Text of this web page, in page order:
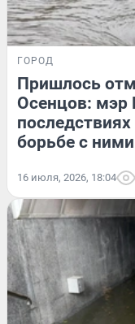
ГОРОД
Пришлось
Осенцов: мэр
борьбе с ними
16 июля, 2026, 18:04